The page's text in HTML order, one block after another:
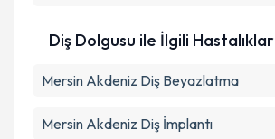
Diş Dolgusu ile İlgili Hastalıklar
Mersin Akdeniz Diş Beyazlatma
Mersin Akdeniz Diş İmplantı